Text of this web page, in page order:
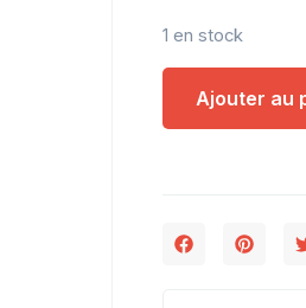
1 en stock
Ajouter au